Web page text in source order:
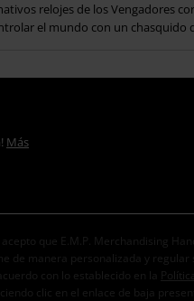
relojes de los Vengadores
el mundo con un chasquido
Más
que E.M.P. Merchandising
de manera personalizada y regular
con lo establecido en la
clic en el enlace de baja